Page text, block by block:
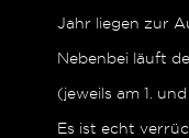
Jahr liegen zur
Nebenbei läuft
(jeweils am 1.
Es ist echt